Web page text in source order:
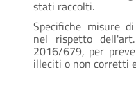
stati raccolti.
Specifiche misure
nel rispetto
2016/679, per
illeciti o non corretti